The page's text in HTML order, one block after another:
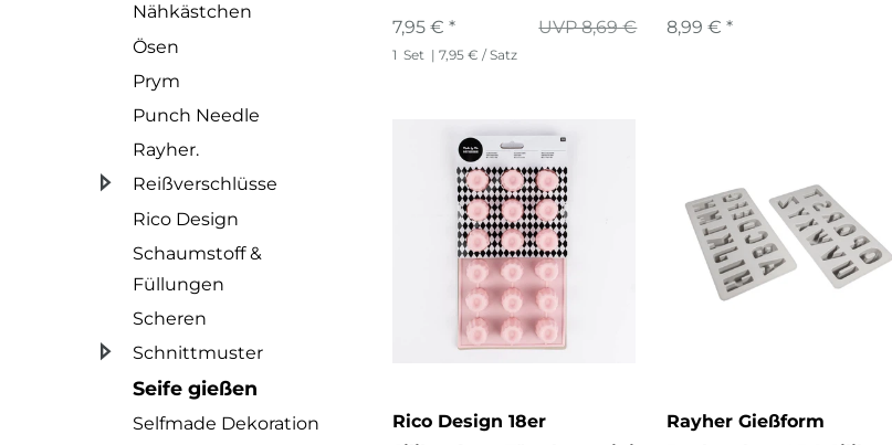
Nähkästchen
Ösen
Prym
Punch Needle
Rayher.
Reißverschlüsse
Rico Design
Schaumstoff &
Füllungen
Scheren
Schnittmuster
Seife gießen
Selfmade Dekoration
UVP 8,69 €
7,95 € *
1 Set | 7,95 € / Satz
8,99 € *
Rico Design 18er
Rayher Gießform